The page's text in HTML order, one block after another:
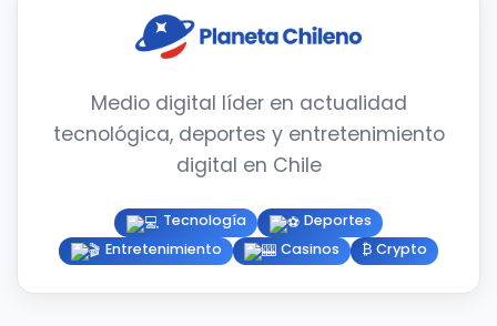
Medio digital líder en actualidad
tecnológica, deportes y entretenimiento
digital en Chile
Tecnología
Deportes
Entretenimiento
Casinos ₿ Crypto